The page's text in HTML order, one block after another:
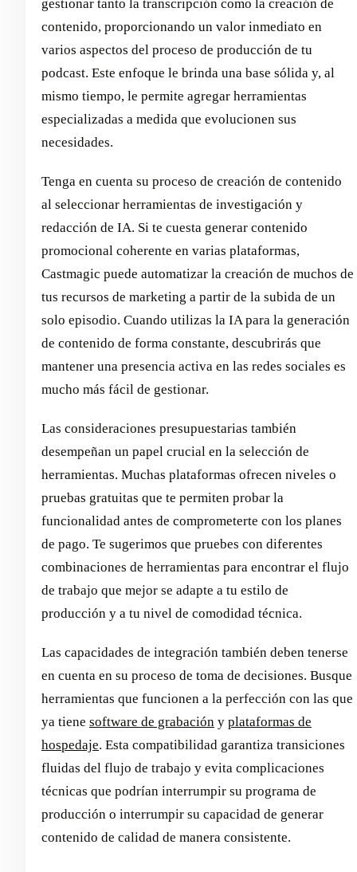
gestionar tanto la transcripción como la creación de
contenido, proporcionando un valor inmediato en
varios aspectos del proceso de producción de tu
podcast. Este enfoque le brinda una base sólida y, al
mismo tiempo, le permite agregar herramientas
especializadas a medida que evolucionen sus
necesidades.
Tenga en cuenta su proceso de creación de contenido
al seleccionar herramientas de investigación y
redacción de IA. Si te cuesta generar contenido
promocional coherente en varias plataformas,
Castmagic puede automatizar la creación de muchos de
tus recursos de marketing a partir de la subida de un
solo episodio. Cuando utilizas la IA para la generación
de contenido de forma constante, descubrirás que
mantener una presencia activa en las redes sociales es
mucho más fácil de gestionar.
Las consideraciones presupuestarias también
desempeñan un papel crucial en la selección de
herramientas. Muchas plataformas ofrecen niveles o
pruebas gratuitas que te permiten probar la
funcionalidad antes de comprometerte con los planes
de pago. Te sugerimos que pruebes con diferentes
combinaciones de herramientas para encontrar el flujo
de trabajo que mejor se adapte a tu estilo de
producción y a tu nivel de comodidad técnica.
Las capacidades de integración también deben tenerse
en cuenta en su proceso de toma de decisiones. Busque
herramientas que funcionen a la perfección con las que
ya tiene software de grabación y plataformas de
hospedaje. Esta compatibilidad garantiza transiciones
fluidas del flujo de trabajo y evita complicaciones
técnicas que podrían interrumpir su programa de
producción o interrumpir su capacidad de generar
contenido de calidad de manera consistente.